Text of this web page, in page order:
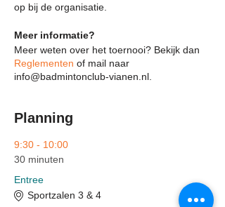
op bij de organisatie.
Meer informatie?
Meer weten over het toernooi? Bekijk dan
Reglementen of mail naar
info@badmintonclub-vianen.nl.
Planning
9:30 - 10:00
30 minuten
Entree
Sportzalen 3 & 4